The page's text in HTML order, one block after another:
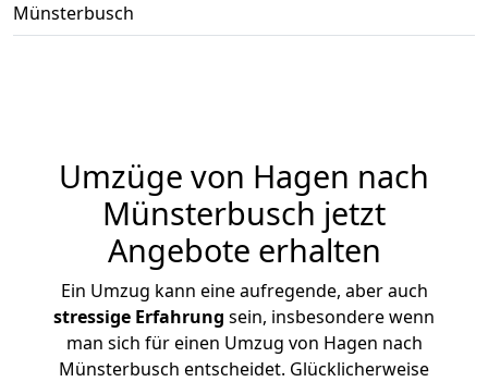
Münsterbusch
Umzüge von Hagen nach
Münsterbusch jetzt
Angebote erhalten
Ein Umzug kann eine aufregende, aber auch
stressige Erfahrung sein, insbesondere wenn
man sich für einen Umzug von Hagen nach
Münsterbusch entscheidet. Glücklicherweise